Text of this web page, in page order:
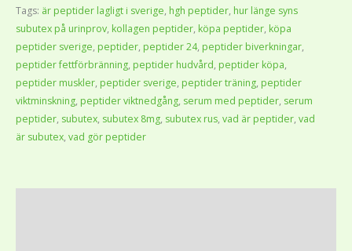
Tags: är peptider lagligt i sverige, hgh peptider, hur länge syns
subutex på urinprov, kollagen peptider, köpa peptider, köpa
peptider sverige, peptider, peptider 24, peptider biverkningar,
peptider fettförbränning, peptider hudvård, peptider köpa,
peptider muskler, peptider sverige, peptider träning, peptider
viktminskning, peptider viktnedgång, serum med peptider, serum
peptider, subutex, subutex 8mg, subutex rus, vad är peptider, vad
är subutex, vad gör peptider